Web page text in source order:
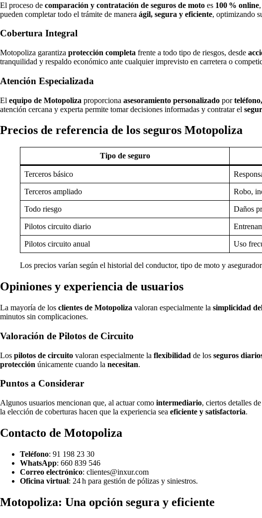
El proceso de comparación y contratación de seguros de moto es 100 % online
pueden completar todo el trámite de manera ágil, segura y eficiente, optimizando
Cobertura Integral
Motopoliza garantiza protección completa frente a todo tipo de riesgos, desde
tranquilidad y respaldo económico ante cualquier imprevisto en carretera o
Atención Especializada
El equipo de Motopoliza proporciona asesoramiento personalizado por
atención cercana y experta permite tomar decisiones informadas y contratar el
Precios de referencia de los seguros Motopoliza
Tipo de seguro
Terceros básico
Terceros ampliado Robo,
Todo riesgo Daños
Pilotos circuito diario
Pilotos circuito anual Uso
Los precios varían según el historial del conductor, tipo de moto y
Opiniones y experiencia de usuarios
La mayoría de los clientes de Motopoliza valoran especialmente la simplicidad
minutos sin complicaciones.
Valoración de Pilotos de Circuito
Los pilotos de circuito valoran especialmente la flexibilidad de los seguros
protección únicamente cuando la necesitan.
Puntos a Considerar
Algunos usuarios mencionan que, al actuar como intermediario, ciertos detalles
la elección de coberturas hacen que la experiencia sea eficiente y satisfactoria.
Contacto de Motopoliza
Teléfono: 91 198 23 30
WhatsApp: 660 839 546
Correo electrónico: clientes@inxur.com
Oficina virtual: 24 h para gestión de pólizas y siniestros.
Motopoliza: Una opción segura y eficiente